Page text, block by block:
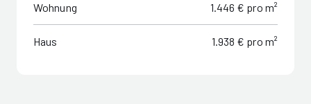
Wohnung 1.446 € pro m²
Haus 1.938 € pro m²